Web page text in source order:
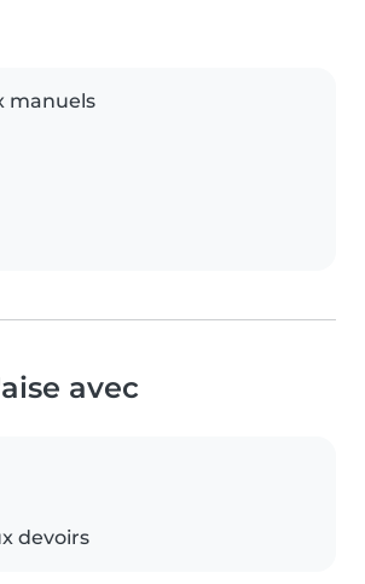
manuels
avec
devoirs